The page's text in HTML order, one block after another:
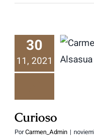
30
11, 2021
Curioso
PorCarmen_Admin |